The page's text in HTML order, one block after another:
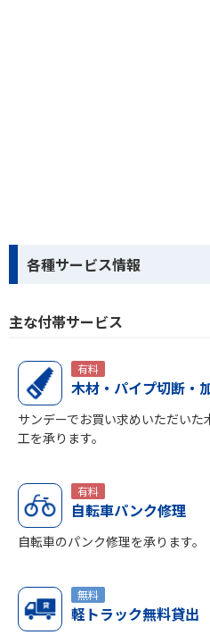
各種サービス情報
主な付帯サービス
有料
木材・パイプ切断・
サンデーでお買い求めいただい
工を承ります。
有料
自転車パンク修理
自転車のパンク修理を承ります。
無料
軽トラック無料貸出